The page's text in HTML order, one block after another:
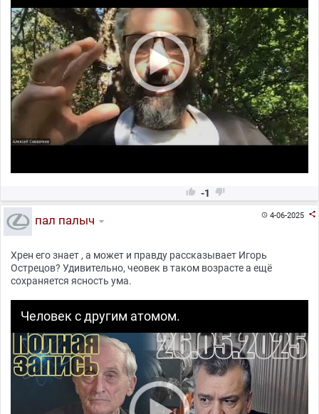
 -1 
4-06-2025 
пал палыч
Хрен его знает , а может и правду рассказывает Игорь
Острецов? Удивительно, чеовек в таком возрасте а ещё
сохраняется ясность ума.
Человек с другим атомом.